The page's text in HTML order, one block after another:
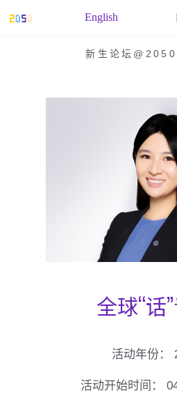
English
新生论坛@2050
全球“话
活动年份：
活动开始时间：